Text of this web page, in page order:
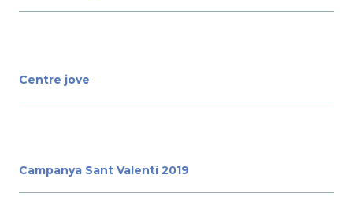
Centre jove
Campanya Sant Valentí 2019